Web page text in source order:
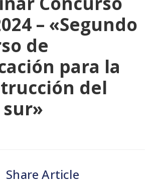
– «Segundo
de
para la
del
Share Article